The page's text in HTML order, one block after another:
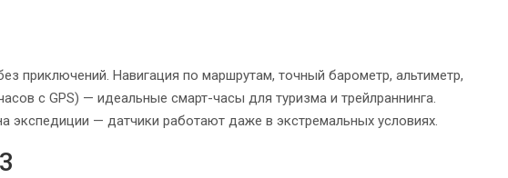
приключений. Навигация по маршрутам, точный барометр, альтиметр,
с GPS) — идеальные смарт-часы для туризма и трейлраннинга.
экспедиции — датчики работают даже в экстремальных условиях.